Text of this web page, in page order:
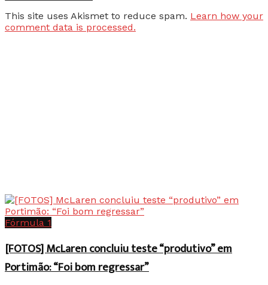
This site uses Akismet to reduce spam. Learn how your
comment data is processed.
Fórmula 1
[FOTOS] McLaren concluiu teste “produtivo” em
Portimão: “Foi bom regressar”